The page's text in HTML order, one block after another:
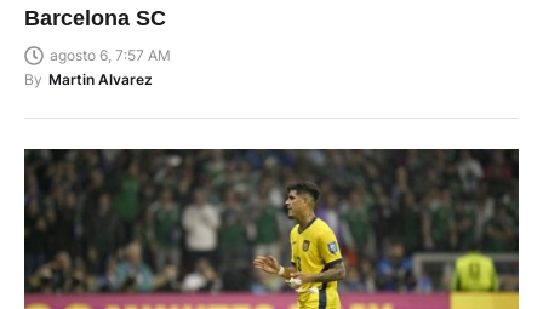
Barcelona SC
agosto 6, 7:57 AM
By Martin Alvarez